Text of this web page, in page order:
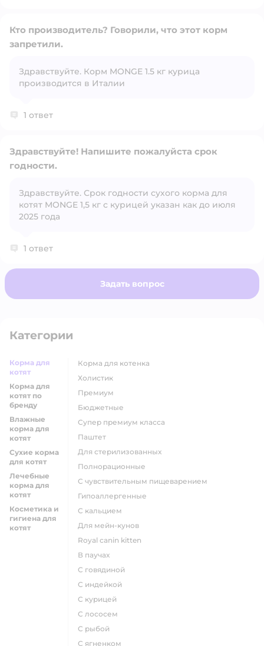
Открыть вопрос
Кто производитель? Говорили, что этот корм
запретили.
Здравствуйте. Корм MONGE 1.5 кг курица
производится в Италии
1 ответ
Открыть вопрос
Здравствуйте! Напишите пожалуйста срок
годности.
Здравствуйте. Срок годности сухого корма для
котят MONGE 1,5 кг с курицей указан как до июля
2025 года
1 ответ
Задать вопрос
Категории
Корма для
котят
Корма для
котят по
бренду
Влажные
корма для
котят
Сухие корма
для котят
Лечебные
корма для
котят
Косметика и
гигиена для
котят
корма для котенка
холистик
премиум
бюджетные
супер премиум класса
паштет
для стерилизованных
полнорационные
с чувствительным пищеварением
гипоаллергенные
с кальцием
для мейн-кунов
royal canin kitten
в паучах
с говядиной
с индейкой
с курицей
с лососем
с рыбой
с ягненком